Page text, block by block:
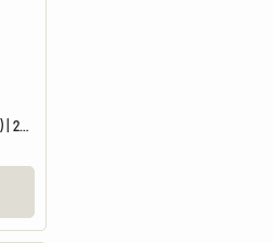
Casa entera | Canet-en-Roussillon (66140) | 26 M2